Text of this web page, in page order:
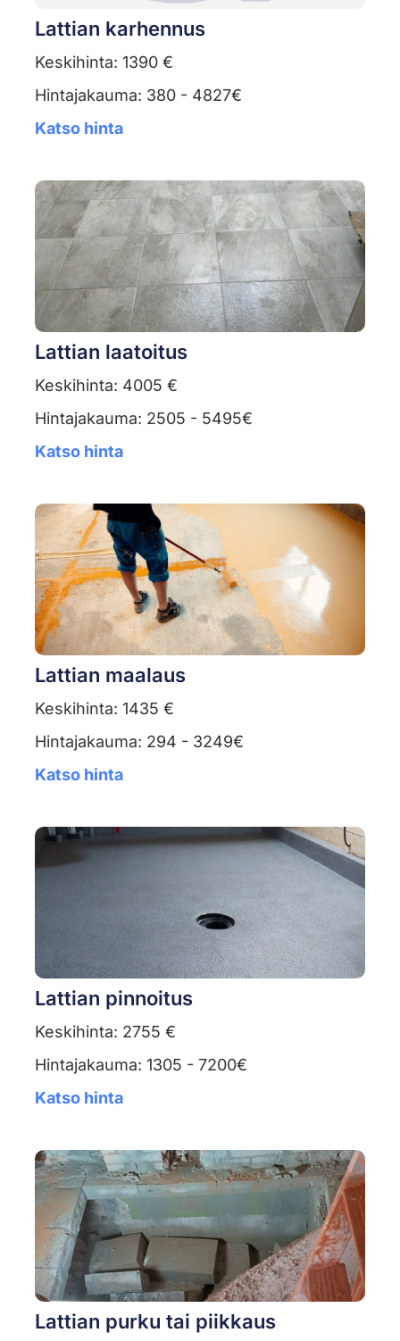
Lattian karhennus
Keskihinta: 1390 €
Hintajakauma: 380 - 4827€
Katso hinta
Lattian laatoitus
Keskihinta: 4005 €
Hintajakauma: 2505 - 5495€
Katso hinta
Lattian maalaus
Keskihinta: 1435 €
Hintajakauma: 294 - 3249€
Katso hinta
Lattian pinnoitus
Keskihinta: 2755 €
Hintajakauma: 1305 - 7200€
Katso hinta
Lattian purku tai piikkaus